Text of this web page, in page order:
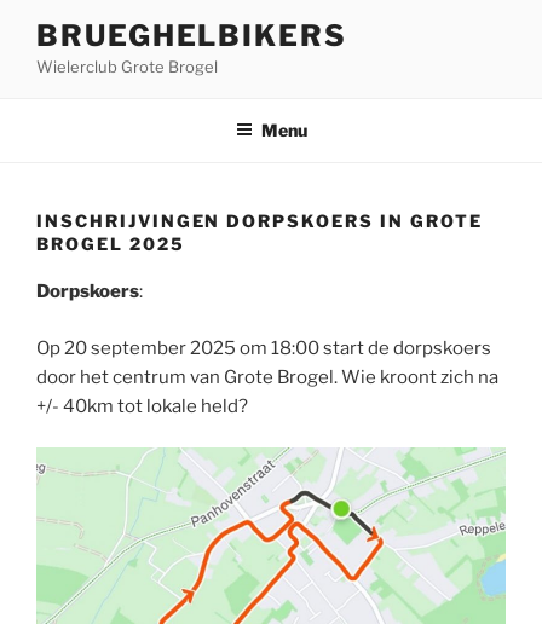
BRUEGHELBIKERS
Wielerclub Grote Brogel
Menu
INSCHRIJVINGEN DORPSKOERS IN GROTE
BROGEL 2025
Dorpskoers:
Op 20 september 2025 om 18:00 start de dorpskoers
door het centrum van Grote Brogel. Wie kroont zich na
+/- 40km tot lokale held?